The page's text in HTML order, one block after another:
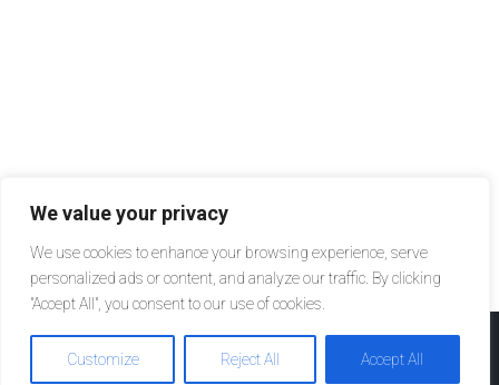
We value your privacy
We use cookies to enhance your browsing experience, serve
personalized ads or content, and analyze our traffic. By clicking
"Accept All", you consent to our use of cookies.
Customize Reject All Accept All